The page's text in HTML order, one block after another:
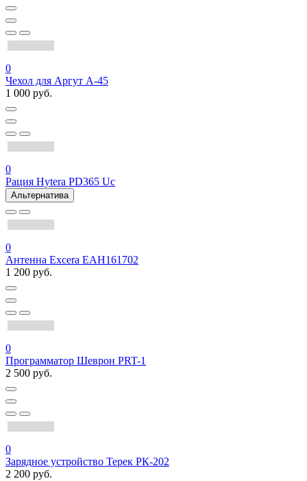
0
Чехол для Аргут А-45
1 000 руб.
0
Рация Hytera PD365 Uc
Альтернатива
0
Антенна Excera EAH161702
1 200 руб.
0
Программатор Шеврон PRT-1
2 500 руб.
0
Зарядное устройство Терек РК-202
2 200 руб.